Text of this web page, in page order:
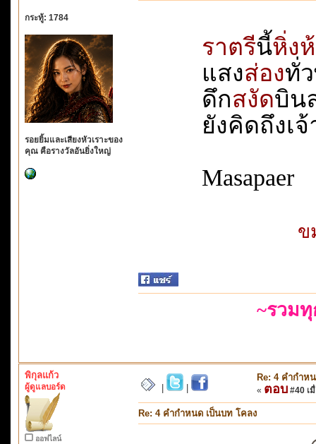
กระทู้: 1784
รอยยิ้มและเสียงหัวเราะของ
คุณ คือรางวัลอันยิ่งใหญ่
ราตรีนี้หิ่ง
แสงส่องทั่
ดึกสงัดบิน
ยังคิดถึงเ
Masapaer
ข
~รวม
พิกุลแก้ว
ผู้ดูแลบอร์ด
ออฟไลน์
Re: 4 คำกำห
« ตอบ #40 เ
Re: 4 คำกำหนด เป็นบท โคลง